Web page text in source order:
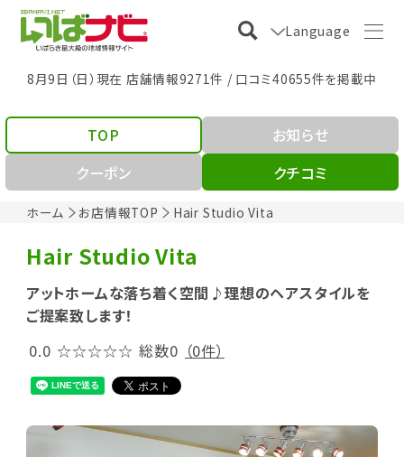
Language
8月9日（日）現在 店舗情報9271件 / 口コミ40655件を掲載中
ホーム お店情報TOP Hair Studio Vita
TOP
お知らせ
クーポン
クチコミ
Hair Studio Vita
アットホームな落ち着く空間♪理想のヘアスタイルを
ご提案致します！
0.0 ☆☆☆☆☆ 総数0 （0件）